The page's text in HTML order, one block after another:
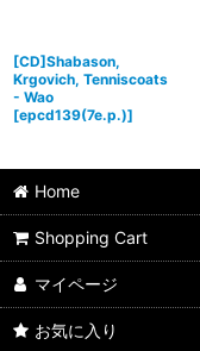
[CD]Shabason,
Krgovich, Tenniscoats
- Wao
[epcd139(7e.p.)]
Home
Shopping Cart
マイページ
お気に入り